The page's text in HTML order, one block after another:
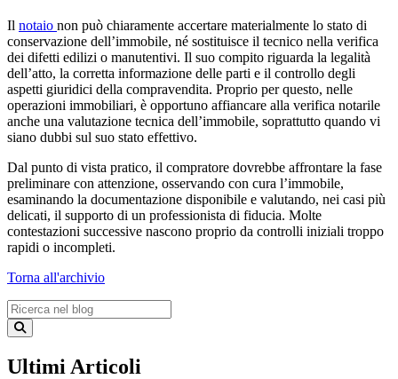
Il notaio non può chiaramente accertare materialmente lo stato di
conservazione dell’immobile, né sostituisce il tecnico nella verifica
dei difetti edilizi o manutentivi. Il suo compito riguarda la legalità
dell’atto, la corretta informazione delle parti e il controllo degli
aspetti giuridici della compravendita. Proprio per questo, nelle
operazioni immobiliari, è opportuno affiancare alla verifica notarile
anche una valutazione tecnica dell’immobile, soprattutto quando vi
siano dubbi sul suo stato effettivo.
Dal punto di vista pratico, il compratore dovrebbe affrontare la fase
preliminare con attenzione, osservando con cura l’immobile,
esaminando la documentazione disponibile e valutando, nei casi più
delicati, il supporto di un professionista di fiducia. Molte
contestazioni successive nascono proprio da controlli iniziali troppo
rapidi o incompleti.
Torna all'archivio
Ultimi Articoli